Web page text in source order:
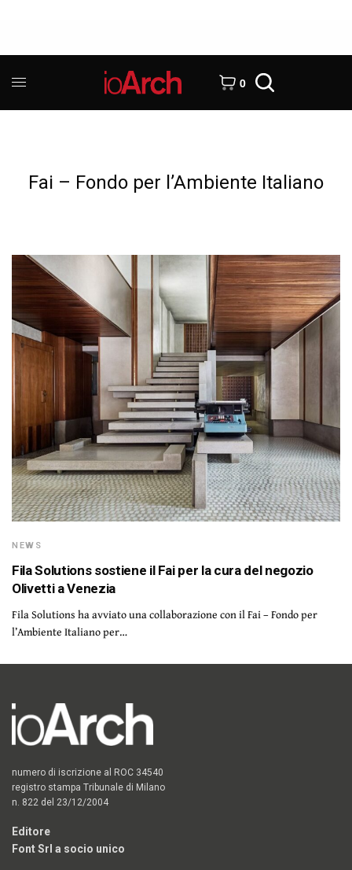
0
Fai – Fondo per l’Ambiente Italiano
NEWS
Fila Solutions sostiene il Fai per la cura del negozio
Olivetti a Venezia
Fila Solutions ha avviato una collaborazione con il Fai – Fondo per
l’Ambiente Italiano per…
numero di iscrizione al ROC 34540
registro stampa Tribunale di Milano
n. 822 del 23/12/2004
Editore
Font Srl a socio unico